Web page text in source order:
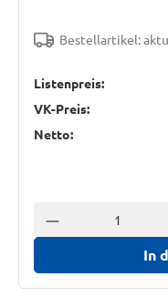
Bestellartikel:
Listenpreis:
VK-Preis:
Netto:
Anzahl verringern
In